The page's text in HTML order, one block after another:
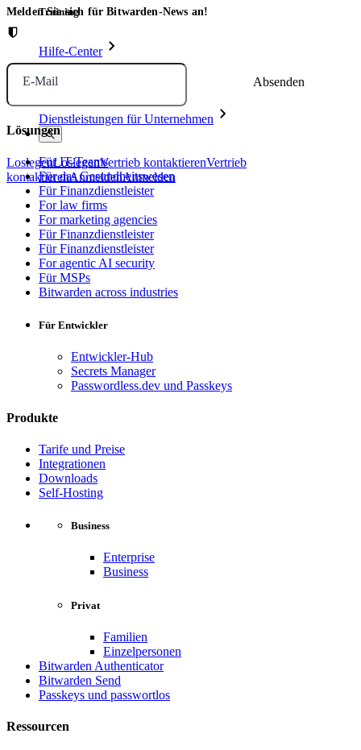
Training
Hilfe-Center
Kurse
Dienstleistungen für Unternehmen
LoslegenLoslegenVertrieb kontaktierenVertrieb
kontaktierenAnmeldenAnmelden
Melden Sie sich für Bitwarden-News an!
E-Mail
Lösungen
Für IT-Teams
Für das Gesundheitswesen
Für Finanzdienstleister
For law firms
For marketing agencies
Für Finanzdienstleister
Für Finanzdienstleister
For agentic AI security
Für MSPs
Bitwarden across industries
Für Entwickler
Entwickler-Hub
Secrets Manager
Passwordless.dev und Passkeys
Produkte
Tarife und Preise
Integrationen
Downloads
Self-Hosting
Business
Enterprise
Business
Privat
Familien
Einzelpersonen
Bitwarden Authenticator
Bitwarden Send
Passkeys und passwortlos
Ressourcen